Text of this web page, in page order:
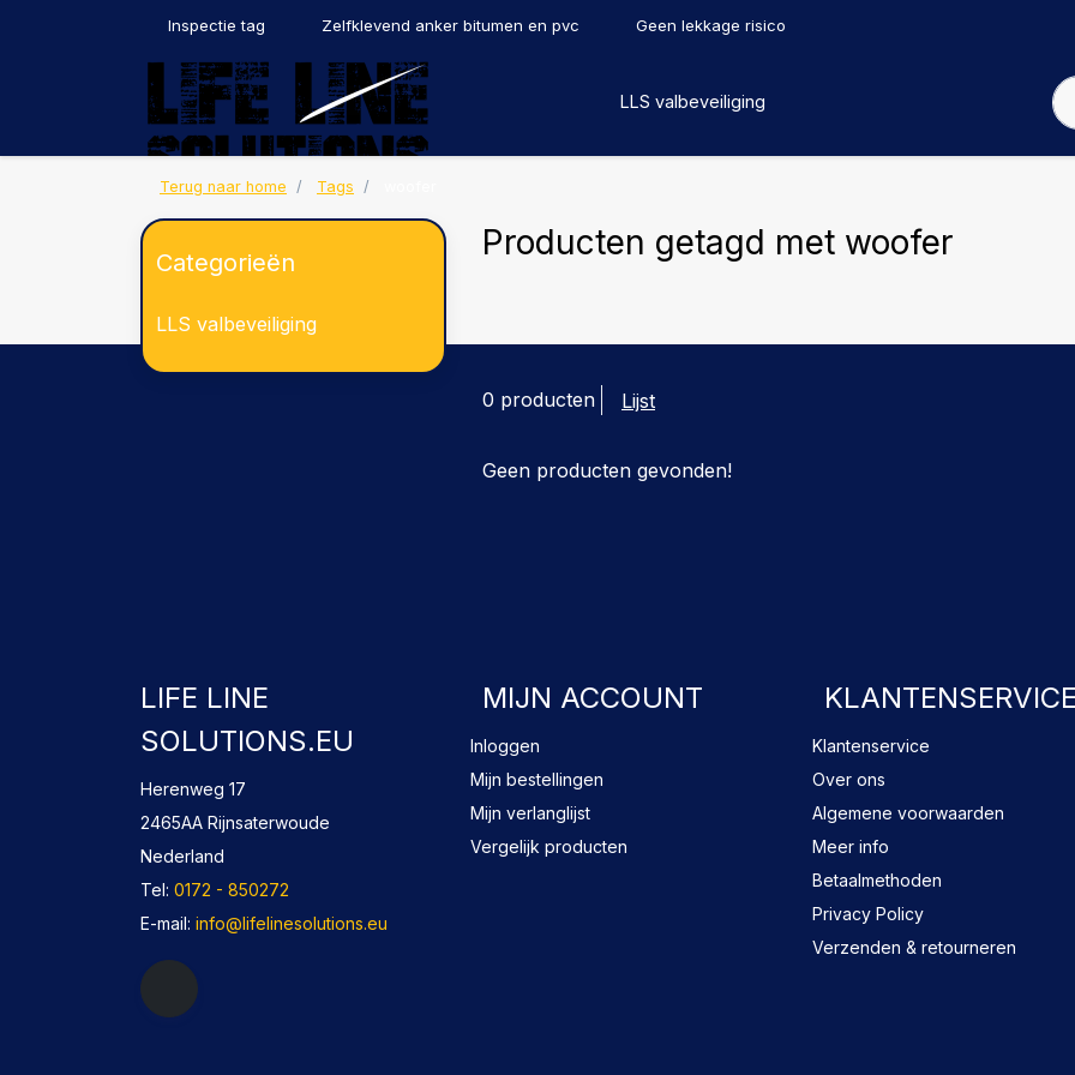
Inspectie tag Zelfklevend anker bitumen en pvc Geen lekkage risico
LLS valbeveiliging
Terug naar home Tags
Producten getagd met woofer
0 producten Lijst
Geen producten gevonden!
Categorieën
LLS valbeveiliging
LIFE LINE
SOLUTIONS.EU
Herenweg 17
2465AA Rijnsaterwoude
Nederland
Tel: 0172 - 850272
E-mail: info@lifelinesolutions.eu
MIJN ACCOUNT
Inloggen
Mijn bestellingen
Mijn verlanglijst
Vergelijk producten
Klantenservice
Over ons
Algemene voorwaarden
Meer info
Betaalmethoden
Privacy Policy
Verzenden & retourneren